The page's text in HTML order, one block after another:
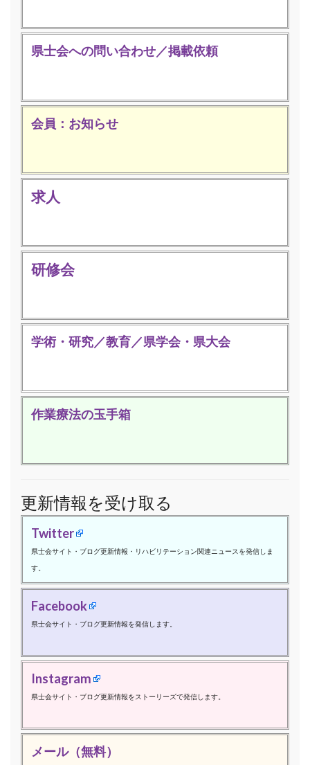
県士会への問い合わせ／掲載依頼
会員：お知らせ
求人
研修会
学術・研究／教育／県学会・県大会
作業療法の玉手箱
更新情報を受け取る
Twitter
県士会サイト・ブログ更新情報・リハビリテーション関連ニュースを発信しま
す。
Facebook
県士会サイト・ブログ更新情報を発信します。
Instagram
県士会サイト・ブログ更新情報をストーリーズで発信します。
メール（無料）